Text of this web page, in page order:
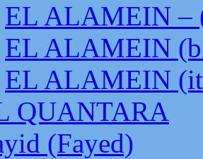
EL ALAMEIN –
EL ALAMEIN
EL ALAMEIN
QUANTARA
(Fayed)